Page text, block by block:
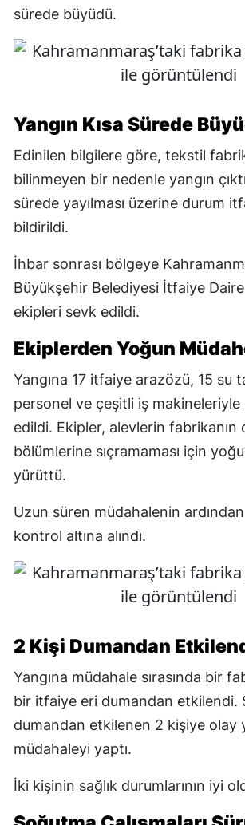
sürede büyüdü.
Yangın Kısa Sürede
Edinilen bilgilere göre, tekstil
bilinmeyen bir nedenle yangın
sürede yayılması üzerine durum
bildirildi.
İhbar sonrası bölgeye
Büyükşehir Belediyesi İtfaiye Daire
ekipleri sevk edildi.
Ekiplerden Yoğun
Yangına 17 itfaiye arazözü, 15 su
personel ve çeşitli iş makineleriyle
edildi. Ekipler, alevlerin fabrikanın
bölümlerine sıçramaması için
yürüttü.
Uzun süren müdahalenin
kontrol altına alındı.
2 Kişi Dumandan
Yangına müdahale sırasında bir
bir itfaiye eri dumandan etkilendi.
dumandan etkilenen 2 kişiye olay
müdahaleyi yaptı.
İki kişinin sağlık durumlarının iyi